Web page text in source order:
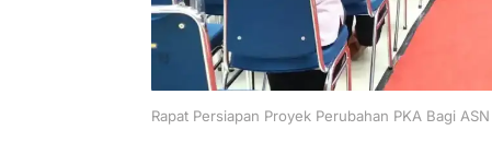
Rapat Persiapan Proyek Perubahan PKA Bagi